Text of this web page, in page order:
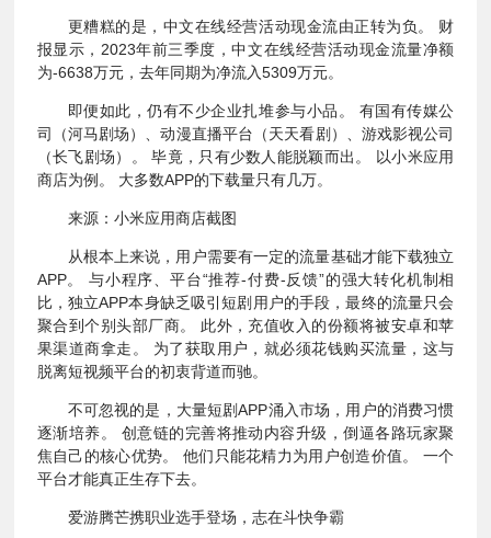
更糟糕的是，中文在线经营活动现金流由正转为负。 财
报显示，2023年前三季度，中文在线经营活动现金流量净额
为-6638万元，去年同期为净流入5309万元。
即便如此，仍有不少企业扎堆参与小品。 有国有传媒公
司（河马剧场）、动漫直播平台（天天看剧）、游戏影视公司
（长飞剧场）。 毕竟，只有少数人能脱颖而出。 以小米应用
商店为例。 大多数APP的下载量只有几万。
来源：小米应用商店截图
从根本上来说，用户需要有一定的流量基础才能下载独立
APP。 与小程序、平台“推荐-付费-反馈”的强大转化机制相
比，独立APP本身缺乏吸引短剧用户的手段，最终的流量只会
聚合到个别头部厂商。 此外，充值收入的份额将被安卓和苹
果渠道商拿走。 为了获取用户，就必须花钱购买流量，这与
脱离短视频平台的初衷背道而驰。
不可忽视的是，大量短剧APP涌入市场，用户的消费习惯
逐渐培养。 创意链的完善将推动内容升级，倒逼各路玩家聚
焦自己的核心优势。 他们只能花精力为用户创造价值。 一个
平台才能真正生存下去。
爱游腾芒携职业选手登场，志在斗快争霸